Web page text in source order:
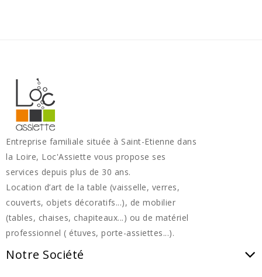
Entreprise familiale située à Saint-Etienne dans
la Loire, Loc'Assiette vous propose ses
services depuis plus de 30 ans.
Location d’art de la table (vaisselle, verres,
couverts, objets décoratifs...), de mobilier
(tables, chaises, chapiteaux...) ou de matériel
professionnel ( étuves, porte-assiettes...).
Notre Société